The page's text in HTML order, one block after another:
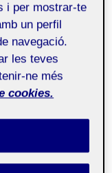
i per mostrar-te
un perfil
navegació.
les teves
ne més
cookies.